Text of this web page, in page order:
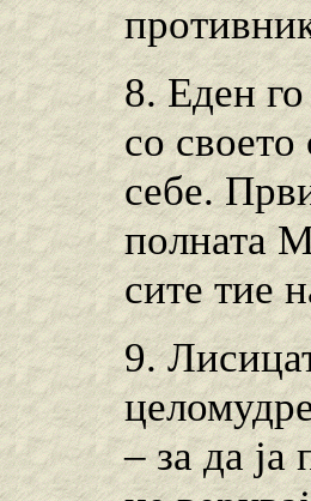
8. Еден
со
себе.
полната
сите тие
9.
– за да